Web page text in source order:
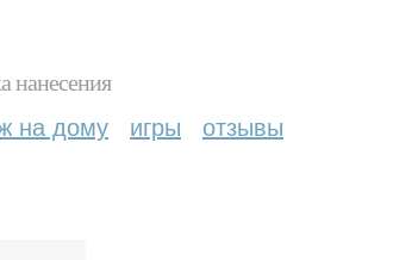
нанесения
на дому игры отзывы